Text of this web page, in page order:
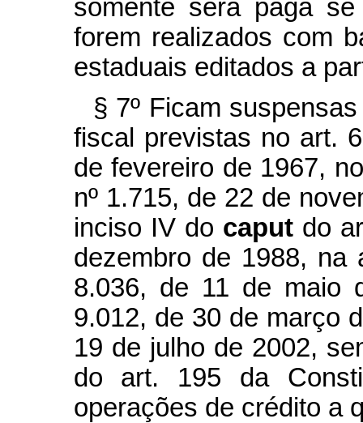
somente será paga
forem realizados com
estaduais editados a
§ 7º Ficam
fiscal previstas no art.
de fevereiro de 1967,
nº 1.715, de 22 de
inciso IV do caput do
dezembro de 1988, na
8.036, de 11 de maio
9.012, de 30 de março
19 de julho de 2002,
do art. 195 da
operações de crédito a